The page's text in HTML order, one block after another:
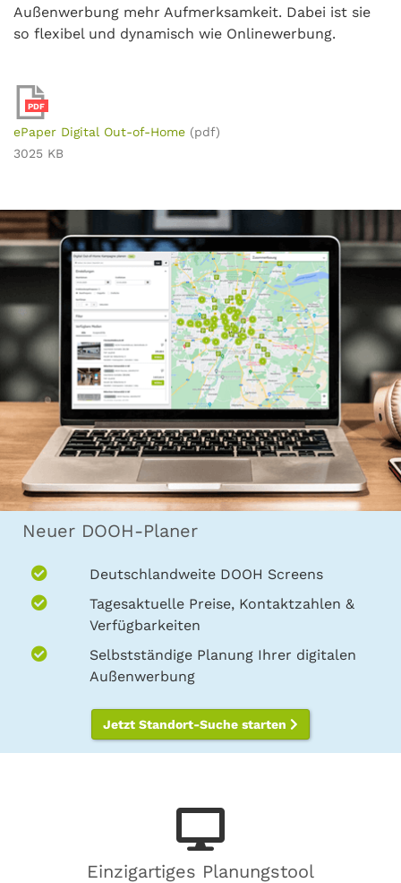
Außenwerbung mehr Aufmerksamkeit. Dabei ist sie
so flexibel und dynamisch wie Onlinewerbung.
PDF
ePaper Digital Out-of-Home (pdf)
3025 KB
Neuer DOOH-Planer
Deutschlandweite DOOH Screens
Tagesaktuelle Preise, Kontaktzahlen &
Verfügbarkeiten
Selbstständige Planung Ihrer digitalen
Außenwerbung
Jetzt Standort-Suche starten
Einzigartiges Planungstool